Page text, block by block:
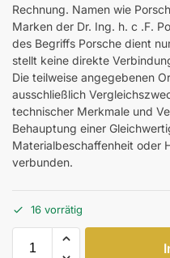
Rechnung. Namen wie
Marken der Dr. Ing. h. c .F.
des Begriffs Porsche dient
stellt keine direkte
Die teilweise angegebenen
ausschließlich
technischer Merkmale und
Behauptung einer
Materialbeschaffenheit oder
verbunden.
16 vorrätig